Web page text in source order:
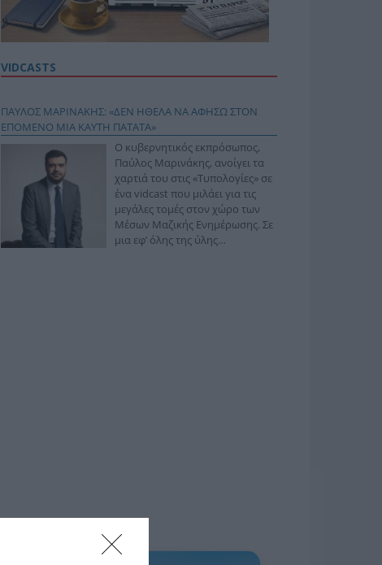
VIDCASTS
ΠΑΥΛΟΣ ΜΑΡΙΝΑΚΗΣ: «ΔΕΝ ΗΘΕΛΑ ΝΑ ΑΦΗΣΩ ΣΤΟΝ
ΕΠΟΜΕΝΟ ΜΙΑ ΚΑΥΤΗ ΠΑΤΑΤΑ»
Ο κυβερνητικός εκπρόσωπος,
Παύλος Μαρινάκης, ανοίγει τα
χαρτιά του στις «Τυπολογίες» σε
ένα vidcast που μιλάει για τις
μεγάλες τομές στον χώρο των
Μέσων Μαζικής Ενημέρωσης. Σε
μια εφ’ όλης της ύλης